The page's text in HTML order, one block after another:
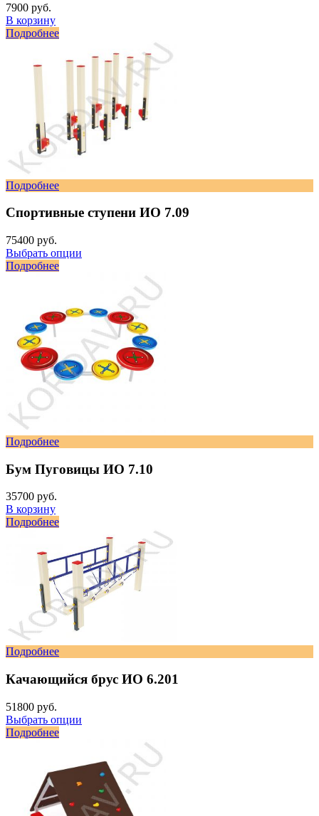
7900 руб.
В корзину
Подробнее
Подробнее
Спортивные ступени ИО 7.09
75400 руб.
Выбрать опции
Подробнее
Подробнее
Бум Пуговицы ИО 7.10
35700 руб.
В корзину
Подробнее
Подробнее
Качающийся брус ИО 6.201
51800 руб.
Выбрать опции
Подробнее